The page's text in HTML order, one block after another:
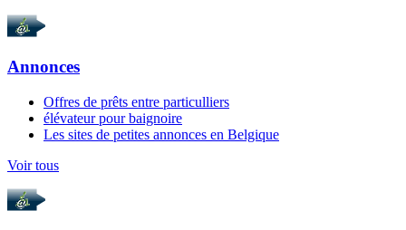
Annonces
Offres de prêts entre particulliers
élévateur pour baignoire
Les sites de petites annonces en Belgique
Voir tous